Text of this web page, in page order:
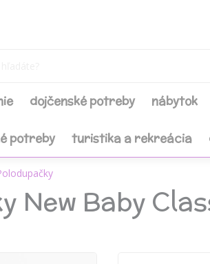
dojčenské potreby nábytok
potreby turistika a rekreácia
New Baby